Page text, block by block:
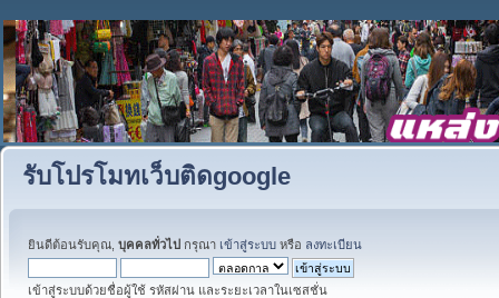
รับโปรโมทเว็บติดgoogle
ยินดีต้อนรับคุณ, บุคคลทั่วไป กรุณา เข้าสู่ระบบ หรือ ลงทะเบียน
เข้าสู่ระบบด้วยชื่อผู้ใช้ รหัสผ่าน และระยะเวลาในเซสชั่น